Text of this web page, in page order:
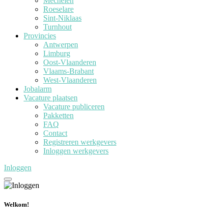
Roeselare
Sint-Niklaas
Turnhout
Provincies
Antwerpen
Limburg
Oost-Vlaanderen
Vlaams-Brabant
West-Vlaanderen
Jobalarm
Vacature plaatsen
Vacature publiceren
Pakketten
FAQ
Contact
Registreren werkgevers
Inloggen werkgevers
Inloggen
Welkom!